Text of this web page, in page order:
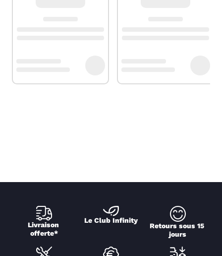
Livraison
offerte*
Le Club Infinity
Retours sous 15
jours